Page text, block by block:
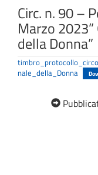
Circ. n. 90 –
Marzo
della Donna”
nale_della_Donna